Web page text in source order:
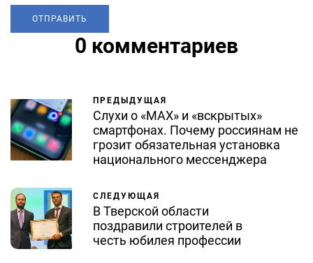
0 комментариев
ПРЕДЫДУЩАЯ
Слухи о «MAX» и «вскрытых»
смартфонах. Почему россиянам не
грозит обязательная установка
национального мессенджера
СЛЕДУЮЩАЯ
В Тверской области
поздравили строителей в
честь юбилея профессии